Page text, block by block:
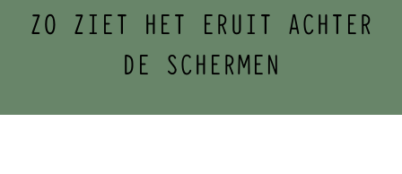
ZO ZIET HET ERUIT ACHTER
DE SCHERMEN